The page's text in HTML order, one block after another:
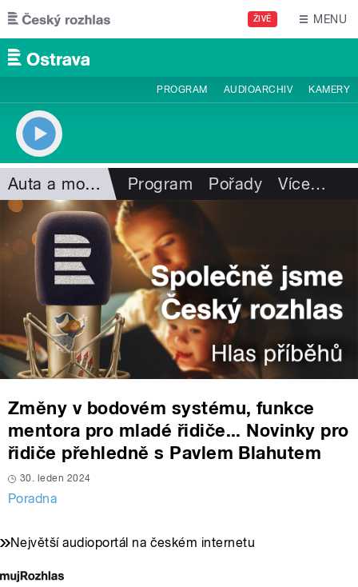
Přejít k hlavnímu obsahu
ŽIVĚ MENU
PROGRAM AUDIOARCHIV KAMERY
Auta a motorismus Program Pořady Více…
Změny v bodovém systému, funkce
mentora pro mladé řidiče... Novinky pro
řidiče přehledně s Pavlem Blahutem
30. leden 2024
Poradna
Největší audioportál na českém internetu